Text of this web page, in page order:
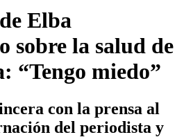
Elba
sobre la salud de
“Tengo miedo”
con la prensa al
del periodista y